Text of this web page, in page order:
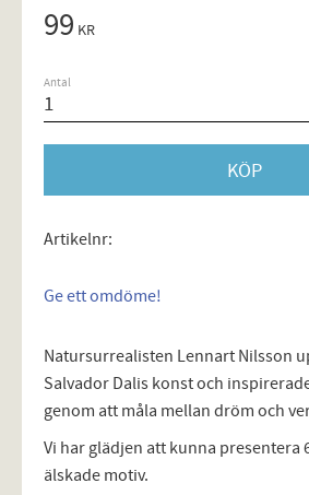
99 KR
Antal
KÖP
Artikelnr
Ge ett omdöme!
Natursurrealisten Lennart Nilsson
Salvador Dalis konst och
genom att måla mellan dröm och
Vi har glädjen att kunna presentera
älskade motiv.